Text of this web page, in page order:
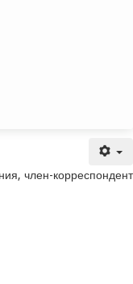
член-корреспондент